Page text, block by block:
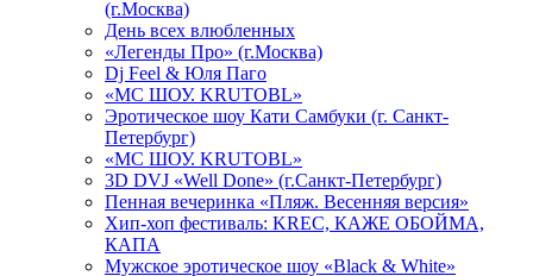
(г.Москва)
День всех влюбленных
«Легенды Про» (г.Москва)
Dj Feel & Юля Паго
«МС ШОУ. KRUTOBL»
Эротическое шоу Кати Самбуки (г. Санкт-
Петербург)
«МС ШОУ. KRUTOBL»
3D DVJ «Well Done» (г.Санкт-Петербург)
Пенная вечеринка «Пляж. Весенняя версия»
Хип-хоп фестиваль: KREC, КАЖЕ ОБОЙМА,
КАПА
Мужское эротическое шоу «Black & White»